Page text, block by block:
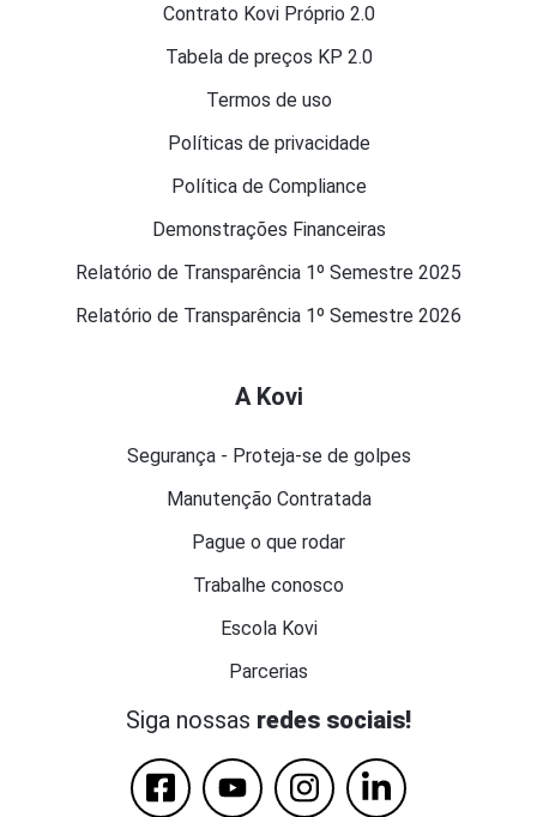
Contrato Kovi Próprio 2.0
Tabela de preços KP 2.0
Termos de uso
Políticas de privacidade
Política de Compliance
Demonstrações Financeiras
Relatório de Transparência 1º Semestre 2025
Relatório de Transparência 1º Semestre 2026
A Kovi
Segurança - Proteja-se de golpes
Manutenção Contratada
Pague o que rodar
Trabalhe conosco
Escola Kovi
Parcerias
Siga nossas redes sociais!